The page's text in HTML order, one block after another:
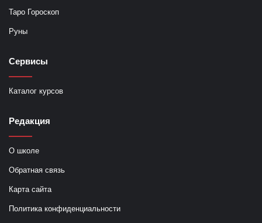
Таро Гороскоп
Руны
Сервисы
Каталог курсов
Редакция
О школе
Обратная связь
Карта сайта
Политика конфиденциальности